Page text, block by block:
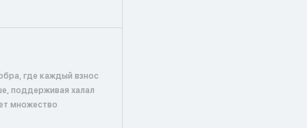
где каждый взнос
поддерживая халал
множество